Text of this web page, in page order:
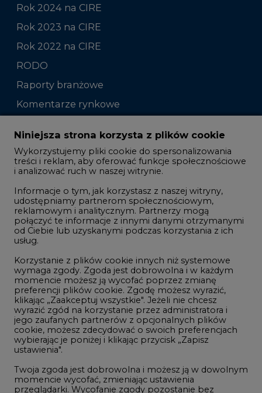
Rok 2024 na CIRE
Rok 2023 na CIRE
Rok 2022 na CIRE
RODO
Raporty branżowe
Komentarze rynkowe
Zmiany kadrowe na rynku
Studio CIRE
Rozmowy o energetyce
Gospodarka
Geopolityka
LTE450
Innowacje i AI
Telekomunikacja i IT
Handel emisjami CO2
Wodór
Górnictwo
Atom
Niniejsza strona korzysta z plików cookie
Wykorzystujemy pliki cookie do spersonalizowania
treści i reklam, aby oferować funkcje społecznościowe
i analizować ruch w naszej witrynie.
Informacje o tym, jak korzystasz z naszej witryny,
udostępniamy partnerom społecznościowym,
reklamowym i analitycznym. Partnerzy mogą
połączyć te informacje z innymi danymi otrzymanymi
od Ciebie lub uzyskanymi podczas korzystania z ich
usług.
Korzystanie z plików cookie innych niż systemowe
wymaga zgody. Zgoda jest dobrowolna i w każdym
momencie możesz ją wycofać poprzez zmianę
preferencji plików cookie. Zgodę możesz wyrazić,
klikając „Zaakceptuj wszystkie". Jeżeli nie chcesz
wyrazić zgód na korzystanie przez administratora i
jego zaufanych partnerów z opcjonalnych plików
cookie, możesz zdecydować o swoich preferencjach
wybierając je poniżej i klikając przycisk „Zapisz
ustawienia".
Twoja zgoda jest dobrowolna i możesz ją w dowolnym
momencie wycofać, zmieniając ustawienia
przeglądarki. Wycofanie zgody pozostanie bez